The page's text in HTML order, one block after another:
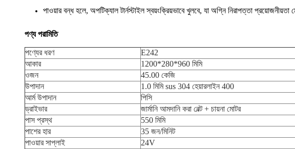
পাওয়ার বন্ধ হলে, অপটিক্যাল টার্নস্টাইল স্বয়ংক্রিয়ভাবে খুলবে, যা অগ্নি নিরাপত্তা প্রয়োজনীয়তা
পণ্য পরামিতি
পণ্যের ধরণ
E242
আকার
1200*280*960 মিমি
ওজন
45.00 কেজি
উপাদান
1.0 মিমি sus 304 হেয়ারলাইন 400
আর্ম উপাদান
পিসি
ড্রাইভার
জার্মানি আমদানি করা বেল্ট + চায়না মোটর
পাস প্রস্থ
550 মিমি
পাশের হার
35 জন/মিনিট
পাওয়ার সাপ্লাই
24V